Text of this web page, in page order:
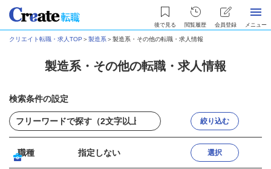
後で見る 閲覧履歴 会員登録 メニュー
クリエイト転職・求人TOP ＞製造系＞製造系・その他の転職・求人情報
製造系・その他の転職・求人情報
検索条件の設定
絞り込む
職種 指定しない 選択